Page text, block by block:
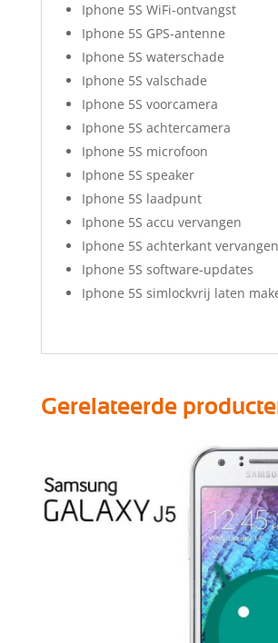
Iphone 5S WiFi-ontvangst
Iphone 5S GPS-antenne
Iphone 5S waterschade
Iphone 5S valschade
Iphone 5S voorcamera
Iphone 5S achtercamera
Iphone 5S microfoon
Iphone 5S speaker
Iphone 5S laadpunt
Iphone 5S accu vervangen
Iphone 5S achterkant vervangen
Iphone 5S software-updates
Iphone 5S simlockvrij laten
Gerelateerde